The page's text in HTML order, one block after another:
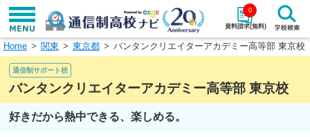
資料請求(無料)
0
学校名で探す
検索
エリアから探す
Home 関東 東京都 バンタンクリエイターアカデミー高等部 東京校
通信制サポート校
バンタンクリエイターアカデミー高等部 東京校
好きだから熱中できる、楽しめる。